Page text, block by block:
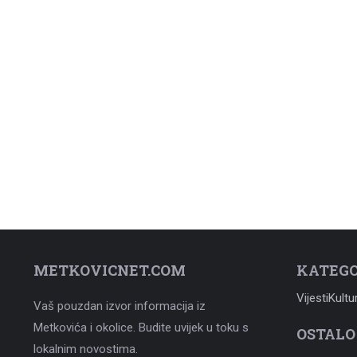
METKOVICNET.COM
Vaš pouzdan izvor informacija iz
Metkovića i okolice. Budite uvijek u toku s
lokalnim novostima.
Vijesti
OSTALO